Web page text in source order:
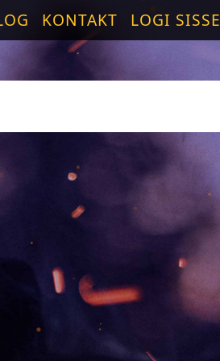
KONTAKT LOGI SISSE